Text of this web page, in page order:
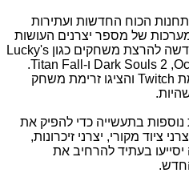
הכוח החדשות ועתירות
של מספר יצרנים העושות
להרצת משחקים כגון Lucky's
,
Dark Souls 2 ו- Titan Fall
.
Twitch והציגו זרימת משחק
בתעשייה כדי להפיק את
מקורי, יצרני זיכרונות,
יסייעו בעתיד להרחיב את